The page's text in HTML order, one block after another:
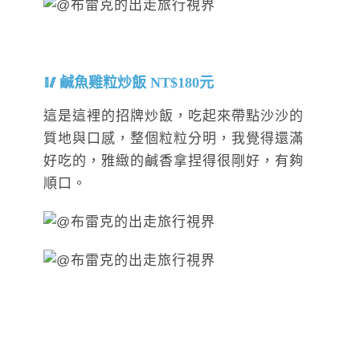
鹹魚雞粒炒飯 NT$180元
這是這裡的招牌炒飯，吃起來帶點沙沙的
質地與口感，整個粒粒分明，我覺得還滿
好吃的，雅緻的鹹香拿捏得很剛好，有夠
順口。